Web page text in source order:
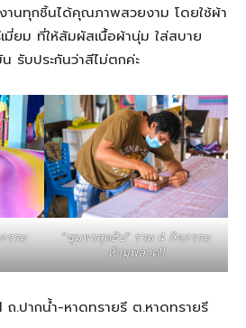
านทุกชิ้นได้คุณภาพสวยงาม โดยใช้ผ้า
ยม ที่ให้สัมผัส​เนื้อผ้านุ่ม ใส่สบาย
รับประกันว่าสีไม่ตกค่ะ
รรม
"ชุมพรสุดฮิป" รวม 4 กิจกรรม
ห้ามพลาด!!
.ปากน้ำ-หาดทรายรี ต.หาดทรายรี